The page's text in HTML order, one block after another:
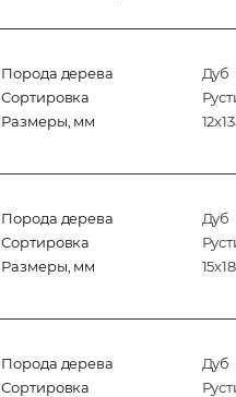
Порода дерева
Дуб
Сортировка
Размеры, мм
Порода дерева
Дуб
Сортировка
Размеры, мм
Порода дерева
Дуб
Сортировка